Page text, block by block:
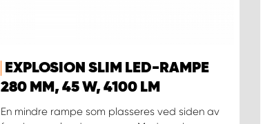
EXPLOSION SLIM LED-RAMPE
280 MM, 45 W, 4100 LM
En mindre rampe som plasseres ved siden av